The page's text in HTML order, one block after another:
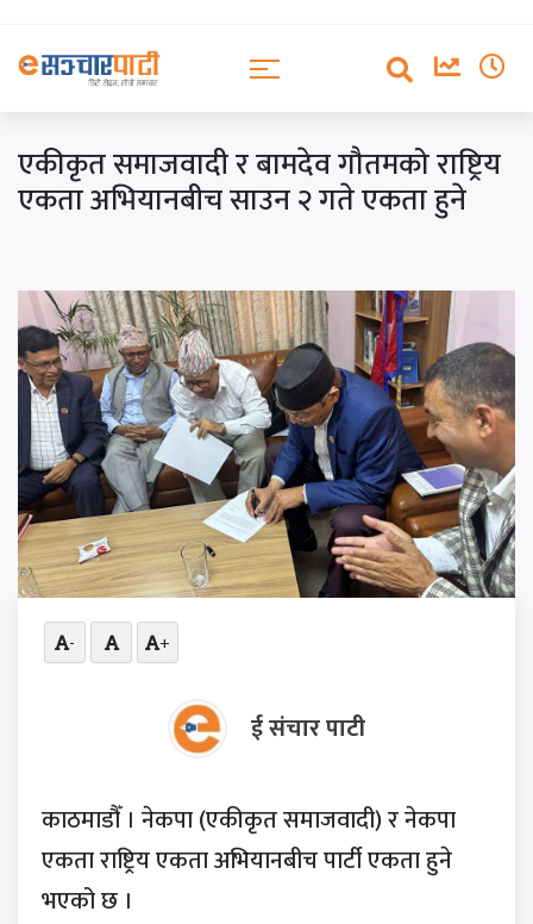
एकीकृत समाजवादी र बामदेव गौतमको राष्ट्रिय
एकता अभियानबीच साउन २ गते एकता हुने
- +
ई संचार पाटी
काठमाडौँ । नेकपा (एकीकृत समाजवादी) र नेकपा
एकता राष्ट्रिय एकता अभियानबीच पार्टी एकता हुने
भएको छ ।